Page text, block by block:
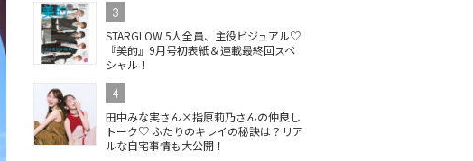
3
STARGLOW 5人全員、主役ビジュアル♡
『美的』9月号初表紙＆連載最終回スペ
シャル！
4
田中みな実さん×指原莉乃さんの仲良し
トーク♡ ふたりのキレイの秘訣は？リア
ルな自宅事情も大公開！